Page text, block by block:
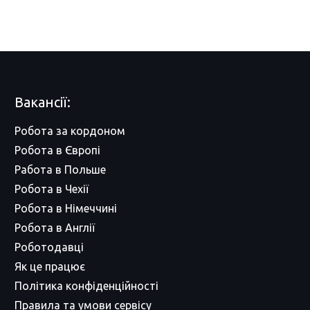
Вакансії:
Робота за кордоном
Робота в Європі
Работа в Польше
Робота в Чехії
Робота в Німеччині
Робота в Англії
Роботодавці
Як це працює
Політика конфіденційності
Правила та умови сервісу